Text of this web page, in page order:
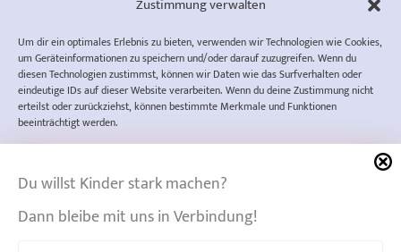
Zustimmung verwalten
Um dir ein optimales Erlebnis zu bieten, verwenden wir Technologien wie Cookies,
um Geräteinformationen zu speichern und/oder darauf zuzugreifen. Wenn du
diesen Technologien zustimmst, können wir Daten wie das Surfverhalten oder
eindeutige IDs auf dieser Website verarbeiten. Wenn du deine Zustimmung nicht
erteilst oder zurückziehst, können bestimmte Merkmale und Funktionen
beeinträchtigt werden.
Akzeptieren
Ablehnen
Du willst Kinder stark machen?
Dann bleibe mit uns in Verbindung!
Impressum
Datenschutzerklärung
Cookie-Richtlinie (EU)
AGB
info@diewompets.de
diewompets
Sofia Rust
Wertewerkstatt